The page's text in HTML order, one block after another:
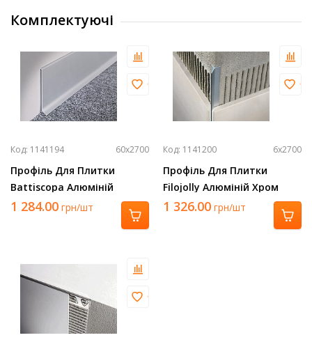
Комплектуючі
Код: 1141194 60х2700
Профіль Для Плитки
Battiscopa Алюміній
Срібло 2700Х60 Ba 600 Asn
1 284.00 грн/шт
Код: 1141200 6х2700
Профіль Для Плитки
Filojolly Алюміній Хром
2700Х6 Rjf 60 Asb
1 326.00 грн/шт